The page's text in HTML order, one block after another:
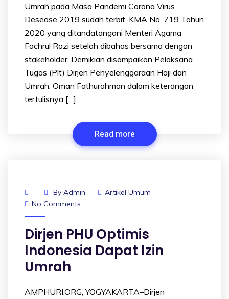
Umrah pada Masa Pandemi Corona Virus
Desease 2019 sudah terbit. KMA No. 719 Tahun
2020 yang ditandatangani Menteri Agama
Fachrul Razi setelah dibahas bersama dengan
stakeholder. Demikian disampaikan Pelaksana
Tugas (Plt) Dirjen Penyelenggaraan Haji dan
Umrah, Oman Fathurahman dalam keterangan
tertulisnya […]
Read more
By Admin
Artikel Umum
No Comments
Dirjen PHU Optimis
Indonesia Dapat Izin
Umrah
AMPHURI.ORG, YOGYAKARTA–Dirjen